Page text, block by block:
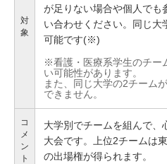
対
象
が足りない場合や個人でも
い合わせください。同じ大
可能です(※)
※看護・医療系学生のチー
い可能性があります。
また、同じ大学の2チーム
できません。
コ
メ
ン
ト
大学別でチームを組んで、
大会です。上位2チームは
の出場権が得られます。